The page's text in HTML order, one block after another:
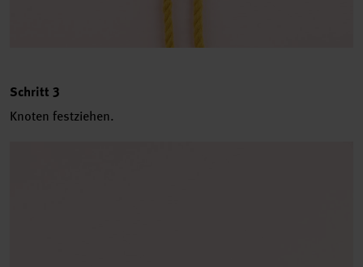
Schritt 3
Knoten festziehen.